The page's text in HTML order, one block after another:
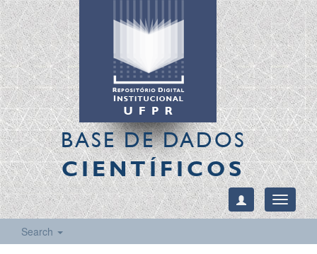
BASE DE DADOS
CIENTÍFICOS
Toggle
Search